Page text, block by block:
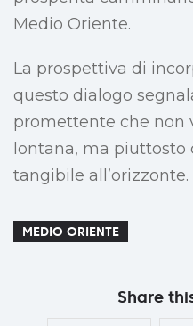
Medio Oriente.
La prospettiva di
questo dialogo
promettente che non
lontana, ma piuttosto
tangibile all’orizzonte.
MEDIO ORIENTE
Share